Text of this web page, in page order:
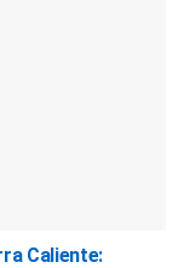
Caliente: